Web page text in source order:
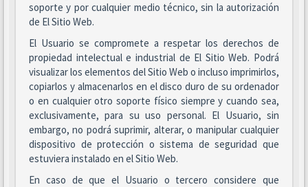
soporte y por cualquier medio técnico, sin la autorización
de El Sitio Web.
El Usuario se compromete a respetar los derechos de
propiedad intelectual e industrial de El Sitio Web. Podrá
visualizar los elementos del Sitio Web o incluso imprimirlos,
copiarlos y almacenarlos en el disco duro de su ordenador
o en cualquier otro soporte físico siempre y cuando sea,
exclusivamente, para su uso personal. El Usuario, sin
embargo, no podrá suprimir, alterar, o manipular cualquier
dispositivo de protección o sistema de seguridad que
estuviera instalado en el Sitio Web.
En caso de que el Usuario o tercero considere que